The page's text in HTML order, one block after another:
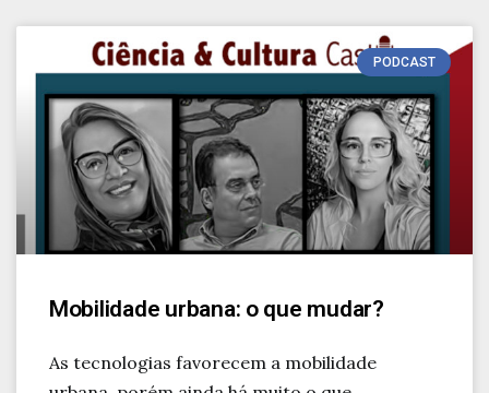
PODCAST
Mobilidade urbana: o que mudar?
As tecnologias favorecem a mobilidade